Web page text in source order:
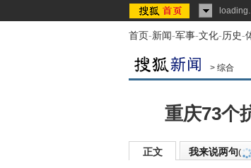
首页-新闻-军事-文化-历史-
> 综合
重庆73个
正文 我来说两句(